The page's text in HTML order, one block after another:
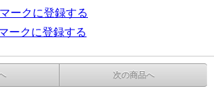
ークに登録する
ークに登録する
次の商品へ